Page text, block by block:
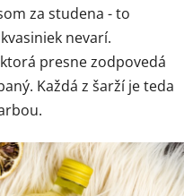
za studena - to
nevarí.
presne zodpovedá
Každá z šarží je teda